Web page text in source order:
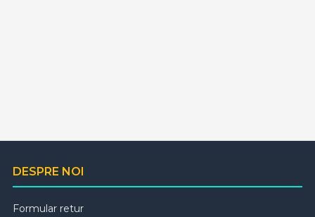
DESPRE NOI
Formular retur